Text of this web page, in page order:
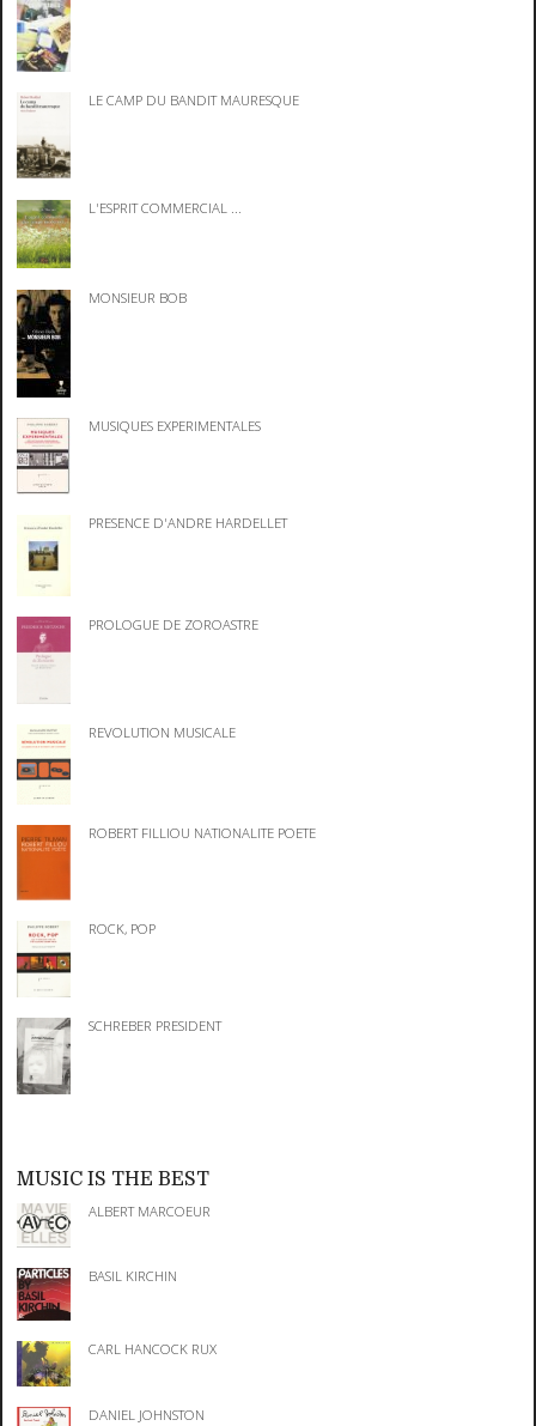
LE CAMP DU BANDIT MAURESQUE
L'ESPRIT COMMERCIAL ...
MONSIEUR BOB
MUSIQUES EXPERIMENTALES
PRESENCE D'ANDRE HARDELLET
PROLOGUE DE ZOROASTRE
REVOLUTION MUSICALE
ROBERT FILLIOU NATIONALITE POETE
ROCK, POP
SCHREBER PRESIDENT
MUSIC IS THE BEST
ALBERT MARCOEUR
BASIL KIRCHIN
CARL HANCOCK RUX
DANIEL JOHNSTON